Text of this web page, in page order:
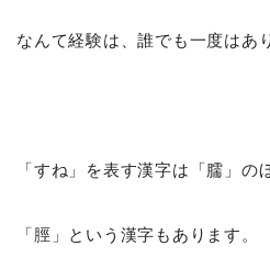
なんて経験は、誰でも一度はあ
「すね」を表す漢字は「臑」の
「脛」という漢字もあります。